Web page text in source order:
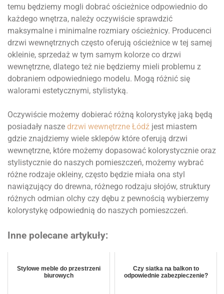
temu będziemy mogli dobrać ościeżnice odpowiednio do
każdego wnętrza, należy oczywiście sprawdzić
maksymalne i minimalne rozmiary ościeżnicy. Producenci
drzwi wewnętrznych często oferują ościeżnice w tej samej
okleinie, sprzedaż w tym samym kolorze co drzwi
wewnętrzne, dlatego też nie będziemy mieli problemu z
dobraniem odpowiedniego modelu. Mogą różnić się
walorami estetycznymi, stylistyką.
Oczywiście możemy dobierać różną kolorystykę jaką będą
posiadały nasze drzwi wewnętrzne Łódź jest miastem
gdzie znajdziemy wiele sklepów które oferują drzwi
wewnętrzne, które możemy dopasować kolorystycznie oraz
stylistycznie do naszych pomieszczeń, możemy wybrać
różne rodzaje okleiny, często będzie miała ona styl
nawiązujący do drewna, różnego rodzaju słojów, struktury
różnych odmian olchy czy dębu z pewnością wybierzemy
kolorystykę odpowiednią do naszych pomieszczeń.
Inne polecane artykuły:
Stylowe meble do przestrzeni
biurowych
Czy siatka na balkon to
odpowiednie zabezpieczenie?